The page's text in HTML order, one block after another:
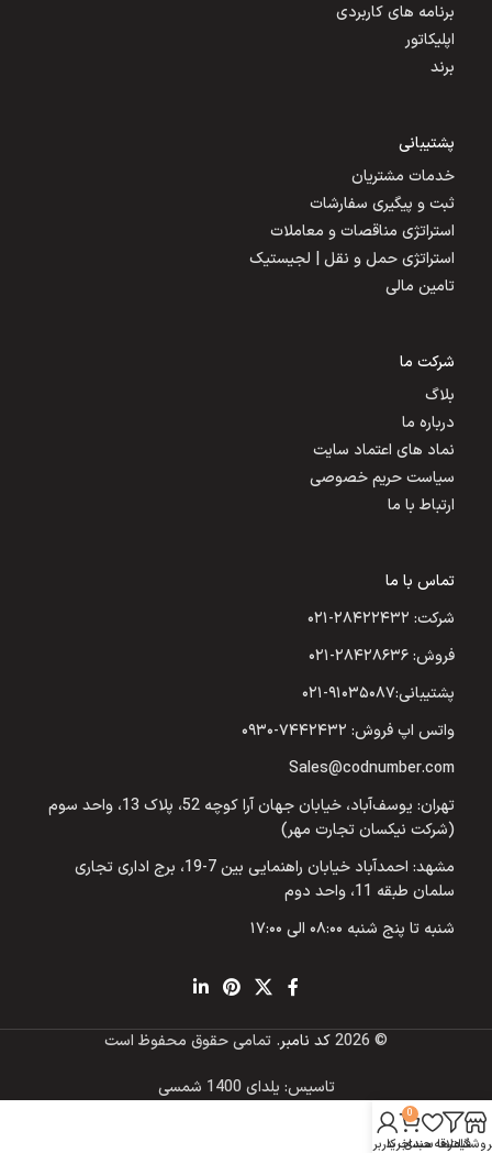
برنامه های کاربردی
اپلیکاتور
برند
پشتیبانی
خدمات مشتریان
ثبت و پیگیری سفارشات
استراتژی مناقصات و معاملات
استراتژی حمل و نقل | لجیستیک
تامین مالی
شرکت ما
بلاگ
درباره ما
نماد های اعتماد سایت
سیاست حریم خصوصی
ارتباط با ما
تماس با ما
شرکت: ۲۸۴۲۲۴۳۲-۰۲۱
فروش: ۲۸۴۲۸۶۳۶-۰۲۱
پشتیبانی:۹۱۰۳۵۰۸۷-۰۲۱
واتس اپ فروش: ۷۴۴۲۴۳۲-۰۹۳۰
Sales@codnumber.com
تهران: یوسف‌آباد، خیابان جهان آرا کوچه 52، پلاک 13، واحد سوم
(شرکت نیکسان تجارت مهر)
مشهد: احمدآباد خیابان راهنمایی بین 7-19، برج اداری تجاری
سلمان طبقه 11، واحد دوم
شنبه تا پنج شنبه ۰۸:۰۰ الی ۱۷:۰۰
© 2026 کد نامبر. تمامی حقوق محفوظ است
تاسیس: یلدای 1400 شمسی
فیلترها
علاقه مندی
0
سبد خرید
حساب کاربری من